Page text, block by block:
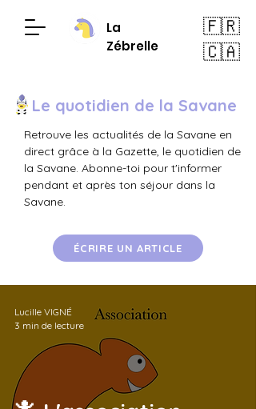
La
Zébrelle
🇫🇷
🇨🇦
Le quotidien de la Savane
Retrouve les actualités de la Savane en
direct grâce à la Gazette, le quotidien de
la Savane. Abonne-toi pour t'informer
pendant et après ton séjour dans la
Savane.
ÉCRIRE UN ARTICLE
Lucille VIGNÉ
3 min de lecture